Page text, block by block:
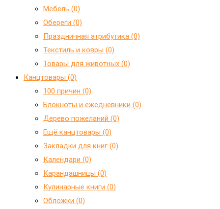
Мебель (0)
Обереги (0)
Праздничная атрибутика (0)
Текстиль и ковры (0)
Товары для животных (0)
Канцтовары (0)
100 причин (0)
Блокноты и ежедневники (0)
Дерево пожеланий (0)
Ещё канцтовары (0)
Закладки для книг (0)
Календари (0)
Карандашницы (0)
Кулинарные книги (0)
Обложки (0)